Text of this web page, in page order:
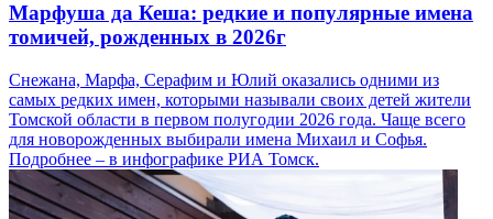
Марфуша да Кеша: редкие и популярные имена
томичей, рожденных в 2026г
Снежана, Марфа, Серафим и Юлий оказались одними из
самых редких имен, которыми называли своих детей жители
Томской области в первом полугодии 2026 года. Чаще всего
для новорожденных выбирали имена Михаил и Софья.
Подробнее – в инфографике РИА Томск.